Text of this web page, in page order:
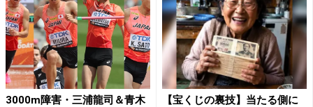
3000m障害・三浦龍司＆青木
【宝くじの裏技】当たる側に